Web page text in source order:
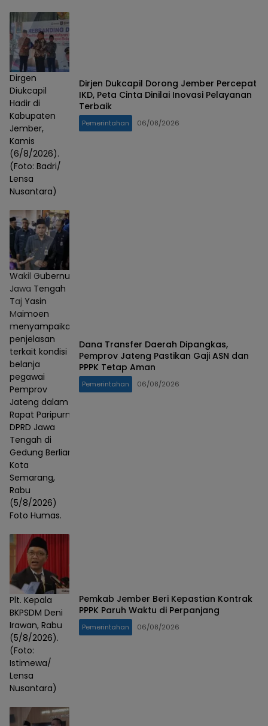
Dirgen
Diukcapil
Hadir di
Kabupaten
Jember,
Kamis
(6/8/2026).
(Foto: Badri/
Lensa
Nusantara)
Dirjen Dukcapil Dorong Jember Percepat
IKD, Peta Cinta Dinilai Inovasi Pelayanan
Terbaik
Pemerintahan 06/08/2026
Wakil Gubernur
Jawa Tengah
Taj Yasin
Maimoen
menyampaikan
penjelasan
terkait kondisi
belanja
pegawai
Pemprov
Jateng dalam
Rapat Paripurna
DPRD Jawa
Tengah di
Gedung Berlian,
Kota
Semarang,
Rabu
(5/8/2026)
Foto Humas.
Dana Transfer Daerah Dipangkas,
Pemprov Jateng Pastikan Gaji ASN dan
PPPK Tetap Aman
Pemerintahan 06/08/2026
Plt. Kepala
BKPSDM Deni
Irawan, Rabu
(5/8/2026).
(Foto:
Istimewa/
Lensa
Nusantara)
Pemkab Jember Beri Kepastian Kontrak
PPPK Paruh Waktu di Perpanjang
Pemerintahan 06/08/2026